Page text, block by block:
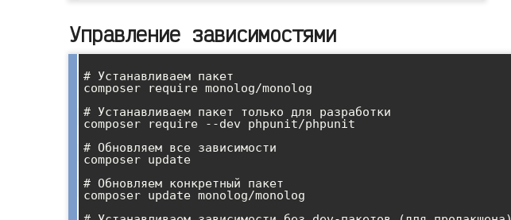
Управление зависимостями
# Устанавливаем пакет
composer require monolog/monolog
# Устанавливаем пакет только для разработки
composer require --dev phpunit/phpunit
# Обновляем все зависимости
composer update
# Обновляем конкретный пакет
composer update monolog/monolog